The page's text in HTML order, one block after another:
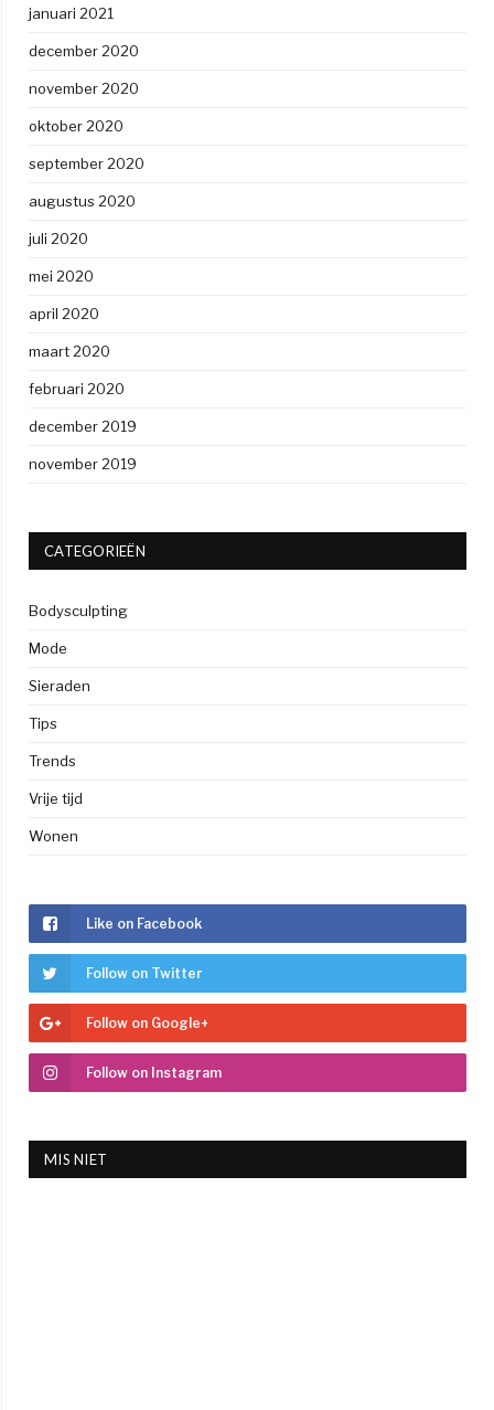
januari 2021
december 2020
november 2020
oktober 2020
september 2020
augustus 2020
juli 2020
mei 2020
april 2020
maart 2020
februari 2020
december 2019
november 2019
CATEGORIEËN
Bodysculpting
Mode
Sieraden
Tips
Trends
Vrije tijd
Wonen
Like on Facebook
Follow on Twitter
Follow on Google+
Follow on Instagram
MIS NIET